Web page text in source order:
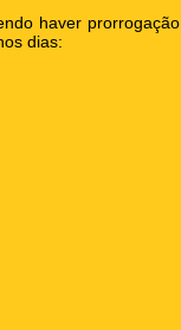
haver
dias: